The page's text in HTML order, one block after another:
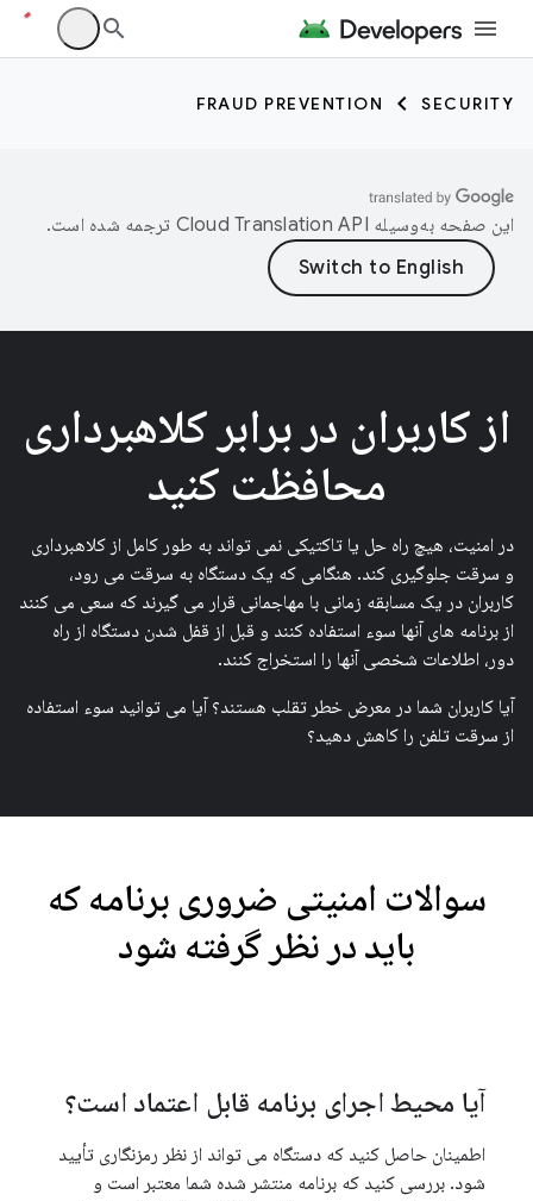
SECURITY
FRAUD PREVENTION
این صفحه به‌وسیله ترجمه شده است.
از کاربران در برابر کلاهبرداری
محافظت کنید
در امنیت، هیچ راه حل یا تاکتیکی نمی تواند به طور کامل از کلاهبرداری
و سرقت جلوگیری کند. هنگامی که یک دستگاه به سرقت می رود،
کاربران در یک مسابقه زمانی با مهاجمانی قرار می گیرند که سعی می کنند
از برنامه های آنها سوء استفاده کنند و قبل از قفل شدن دستگاه از راه
دور، اطلاعات شخصی آنها را استخراج کنند.
آیا کاربران شما در معرض خطر تقلب هستند؟ آیا می توانید سوء استفاده
از سرقت تلفن را کاهش دهید؟
سوالات امنیتی ضروری برنامه که
باید در نظر گرفته شود
آیا محیط اجرای برنامه قابل اعتماد است؟
اطمینان حاصل کنید که دستگاه می تواند از نظر رمزنگاری تأیید
شود. بررسی کنید که برنامه منتشر شده شما معتبر است و